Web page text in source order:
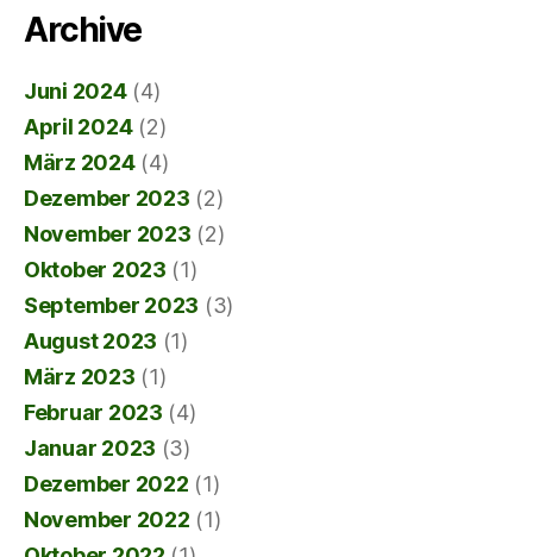
Archive
Juni 2024(4)
April 2024(2)
März 2024(4)
Dezember 2023 (2)
November 2023 (2)
Oktober 2023 (1)
September 2023 (3)
August 2023 (1)
März 2023 (1)
Februar 2023 (4)
Januar 2023 (3)
Dezember 2022 (1)
November 2022 (1)